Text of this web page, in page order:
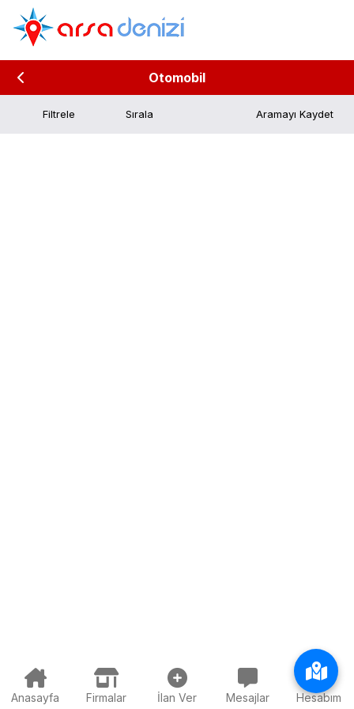
Otomobil
Filtrele Aramayı Kaydet
Anasayfa Firmalar İlan Ver Mesajlar Hesabım